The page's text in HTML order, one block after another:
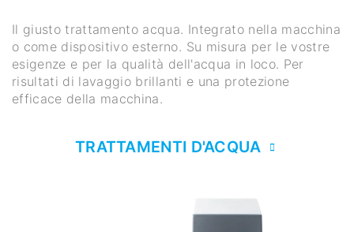
Il giusto trattamento acqua. Integrato nella macchina
o come dispositivo esterno. Su misura per le vostre
esigenze e per la qualità dell'acqua in loco. Per
risultati di lavaggio brillanti e una protezione
efficace della macchina.
TRATTAMENTI D'ACQUA